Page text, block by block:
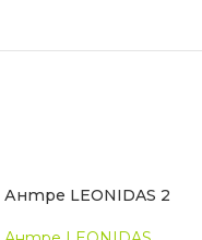
Антре LEONIDAS 2